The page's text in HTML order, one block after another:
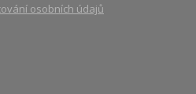
osobních údajů